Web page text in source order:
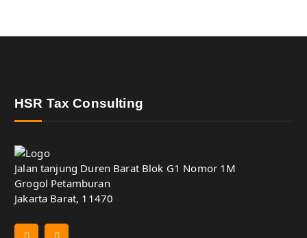
HSR Tax Consulting
Jalan tanjung Duren Barat Blok G1 Nomor 1M
Grogol Petamburan
Jakarta Barat, 11470